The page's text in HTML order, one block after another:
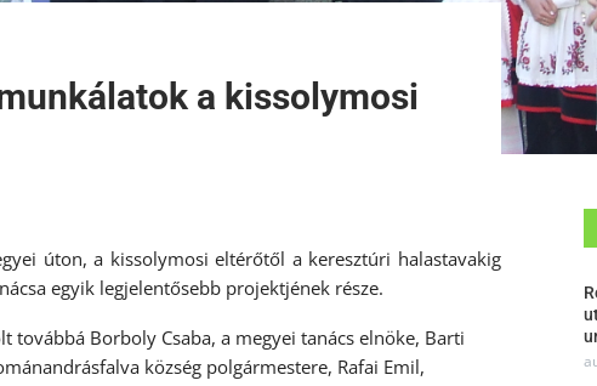
a kissolymosi
úton, a kissolymosi eltérőtől a keresztúri halastavakig
egyik legjelentősebb projektjének része.
továbbá Borboly Csaba, a megyei tanács elnöke, Barti
község polgármestere, Rafai Emil,